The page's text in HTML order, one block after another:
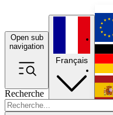
Open sub
navigation
Recherche
Français